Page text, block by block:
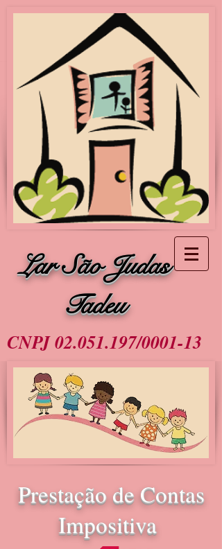
Lar São Judas
Tadeu
CNPJ02.051.197/0001-13
Prestação de Contas
Impositiva